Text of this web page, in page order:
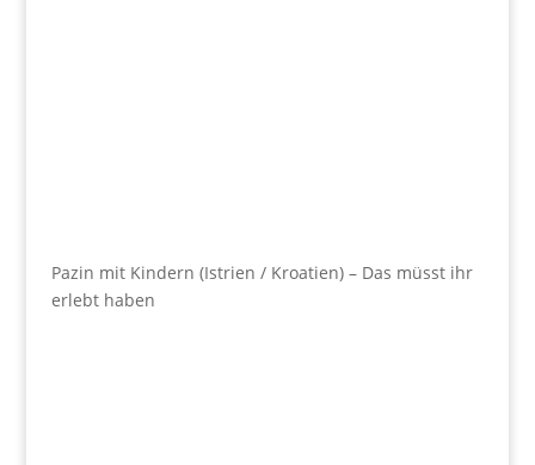
Pazin mit Kindern (Istrien / Kroatien) – Das müsst ihr
erlebt haben